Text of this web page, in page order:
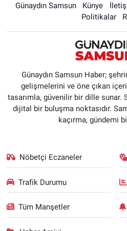
Günaydın Samsun Künye
Politikalar
Günaydın Samsun Haber;
gelişmelerini ve öne çıkan
tasarımla, güvenilir bir dille sunar.
dijital bir buluşma noktasıdır.
kaçırma, gündemi
Nöbetçi Eczaneler
Trafik Durumu
Tüm Manşetler